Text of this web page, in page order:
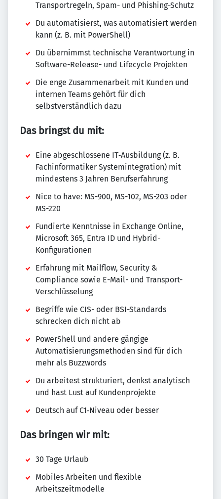
Transportregeln, Spam- und Phishing-Schutz
Du automatisierst, was automatisiert werden
kann (z. B. mit PowerShell)
Du übernimmst technische Verantwortung in
Software-Release- und Lifecycle Projekten
Die enge Zusammenarbeit mit Kunden und
internen Teams gehört für dich
selbstverständlich dazu
Das bringst du mit:
Eine abgeschlossene IT‑Ausbildung (z. B.
Fachinformatiker Systemintegration) mit
mindestens 3 Jahren Berufserfahrung
Nice to have: MS-900, MS-102, MS-203 oder
MS-220
Fundierte Kenntnisse in Exchange Online,
Microsoft 365, Entra ID und Hybrid-
Konfigurationen
Erfahrung mit Mailflow, Security &
Compliance sowie E-Mail- und Transport-
Verschlüsselung
Begriffe wie CIS- oder BSI-Standards
schrecken dich nicht ab
PowerShell und andere gängige
Automatisierungsmethoden sind für dich
mehr als Buzzwords
Du arbeitest strukturiert, denkst analytisch
und hast Lust auf Kundenprojekte
Deutsch auf C1‑Niveau oder besser
Das bringen wir mit:
30 Tage Urlaub
Mobiles Arbeiten und flexible
Arbeitszeitmodelle